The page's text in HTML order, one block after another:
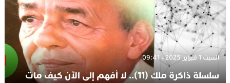
السبت 1 فبراير 2025 - 09:41
سلسلة ذاكرة ملك (11).. لا أفهم إلى الآن كيف مات